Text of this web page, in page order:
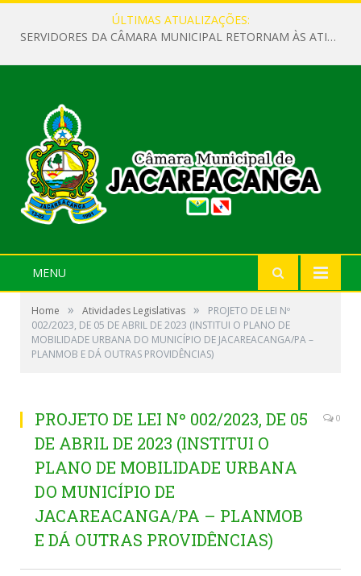
ÚLTIMAS ATUALIZAÇÕES:
SERVIDORES DA CÂMARA MUNICIPAL RETORNAM ÀS ATIVIDADES APÓS O RECESSO PARLAMENTAR
MENU
Home » Atividades Legislativas »
PROJETO DE LEI Nº
002/2023, DE 05 DE ABRIL DE 2023 (INSTITUI O PLANO DE
MOBILIDADE URBANA DO MUNICÍPIO DE JACAREACANGA/PA –
PLANMOB E DÁ OUTRAS PROVIDÊNCIAS)
PROJETO DE LEI Nº 002/2023, DE 05
DE ABRIL DE 2023 (INSTITUI O
PLANO DE MOBILIDADE URBANA
DO MUNICÍPIO DE
JACAREACANGA/PA – PLANMOB
E DÁ OUTRAS PROVIDÊNCIAS)
0